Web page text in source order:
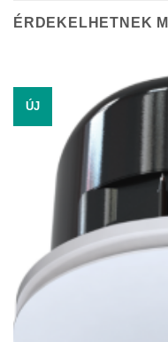
ÉRDEKELHETNEK
ÚJ